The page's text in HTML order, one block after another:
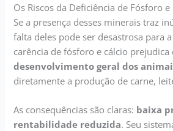
Os Riscos da Deficiência de Fósforo e
Se a presença desses minerais traz
falta deles pode ser desastrosa para
carência de fósforo e cálcio
desenvolvimento geral dos
diretamente a produção de carne,
As consequências são claras: baixa
rentabilidade reduzida. Seu